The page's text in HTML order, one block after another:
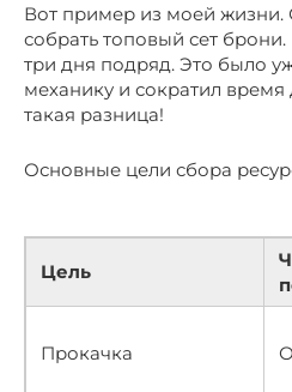
Вот пример из моей
собрать топовый сет
три дня подряд. Это было
механику и сократил время
такая разница!
Основные цели сбора
Цель
Прокачка